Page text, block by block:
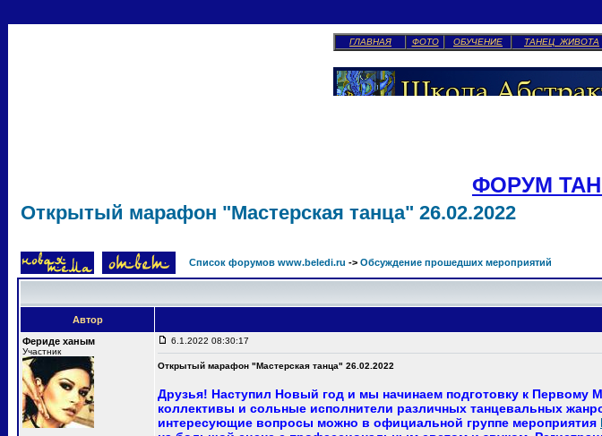
ГЛАВНАЯ ФОТО ОБУЧЕНИЕ ТАНЕЦ ЖИВОТА
ФОРУМ
Открытый марафон "Мастерская танца" 26.02.2022
Список форумов www.beledi.ru -> Обсуждение прошедших мероприятий
Автор
Фериде ханым
Участник
6.1.2022 08:30:17
Открытый марафон "Мастерская танца" 26.02.2022
Друзья! Наступил Новый год и мы начинаем подготовку к Первому
коллективы и сольные исполнители различных танцевальных
интересующие вопросы можно в официальной группе мероприятия